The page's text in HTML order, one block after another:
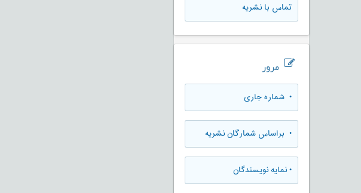
تماس با نشریه
مرور
• شماره جاری
• براساس شمارگان نشریه
•نمایه نویسندگان